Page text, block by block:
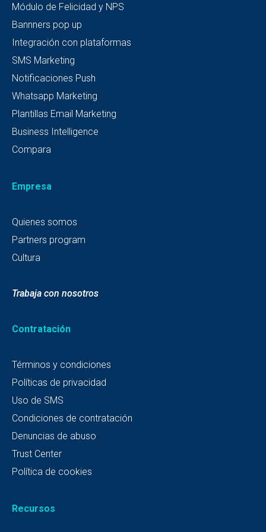
Módulo de Felicidad y NPS
Bannners pop up
Integración con plataformas
SMS Marketing
Notificaciones Push
Whatsapp Marketing
Plantillas Email Marketing
Business Intelligence
Compara
Empresa
Quienes somos
Partners program
Cultura
Trabaja con nosotros
Contratación
Términos y condiciones
Políticas de privacidad
Uso de SMS
Condiciones de contratación
Denuncias de abuso
Trust Center
Política de cookies
Recursos